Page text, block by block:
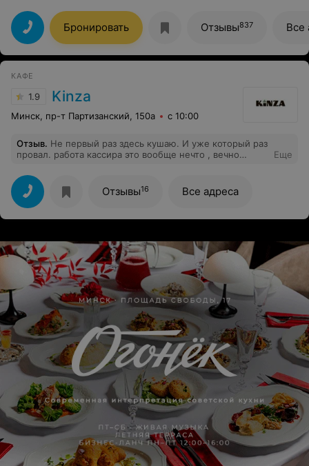
баклажанов и салат "Катмис" с курицей. Кроме того,
приятной неожиданностью был подарок от заведения
по случаю празднования Дня рождения в виде
вкуснейшего домашнего вина. Рекомендую!
Бронировать Отзывы837 Все
КАФЕ
1.9 Kinza
Минск, пр-т Партизанский, 150а с 10:00
Отзыв. Не первый раз здесь кушаю. И уже который раз
провал. работа кассира это вообще нечто , вечно
Еще
Отзывы16 Все адреса